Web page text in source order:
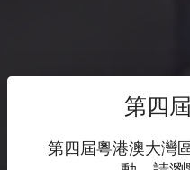
第四
第四屆粵港澳大灣